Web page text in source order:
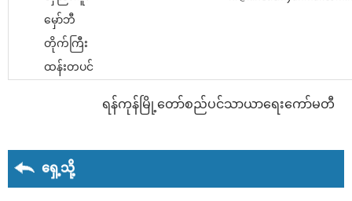
မှော်ဘီ
တိုက်ကြီး
ထန်းတပင်
ရန်ကုန်မြို့တော်စည်ပင်သာယာရေးကော်မတီ
ရှေ့သို့